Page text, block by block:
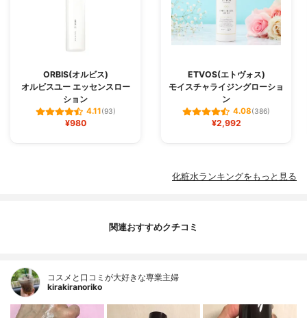
ORBIS(オルビス)
オルビスユー エッセンスロー
ション
4.11(93)
¥980
ETVOS(エトヴォス)
モイスチャライジングローショ
ン
4.08(386)
¥2,992
化粧水ランキングをもっと見る
関連おすすめクチコミ
コスメと口コミが大好きな専業主婦
kirakiranoriko